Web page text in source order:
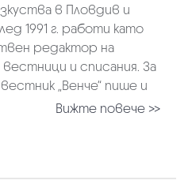
в Пловдив и
1991 г. работи като
редактор на
вестници и списания. За
„Венче“ пише и
Вижте повече >>